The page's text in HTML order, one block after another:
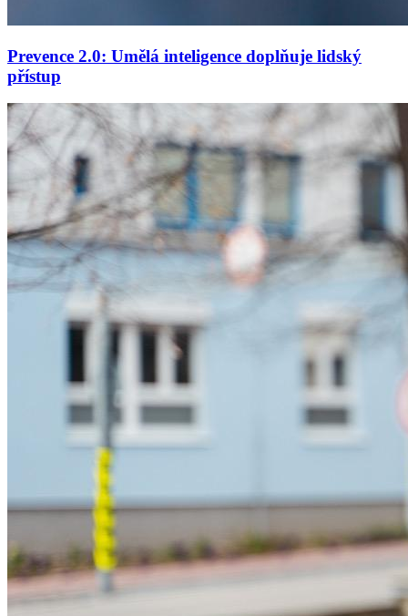
Prevence 2.0: Umělá inteligence doplňuje lidský
přístup